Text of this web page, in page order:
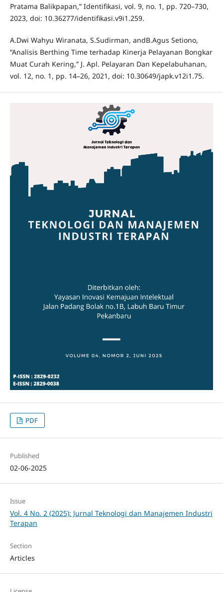
Pratama Balikpapan,” Identifikasi, vol. 9, no. 1, pp. 720–730,
2023, doi: 10.36277/identifikasi.v9i1.259.
A.Dwi Wahyu Wiranata, S.Sudirman, andB.Agus Setiono,
“Analisis Berthing Time terhadap Kinerja Pelayanan Bongkar
Muat Curah Kering,” J. Apl. Pelayaran Dan Kepelabuhanan,
vol. 12, no. 1, pp. 14–26, 2021, doi: 10.30649/japk.v12i1.75.
PDF
Published
02-06-2025
Issue
Vol. 4 No. 2 (2025): Jurnal Teknologi dan Manajemen Industri
Terapan
Section
Articles